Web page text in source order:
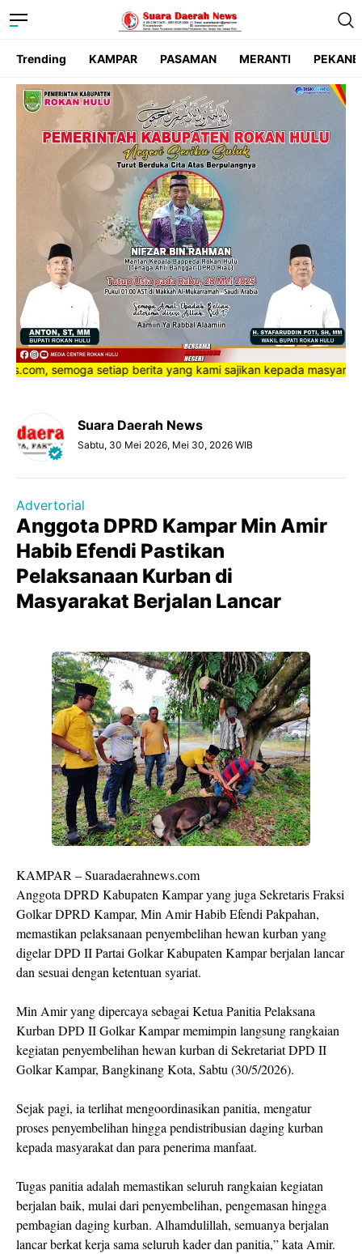
Trending KAMPAR PASAMAN MERANTI
semoga setiap berita yang kami sajikan kepada masyarakat
Suara Daerah News
Sabtu, 30 Mei 2026, Mei 30, 2026 WIB
Advertorial
Anggota DPRD Kampar Min Amir
Habib Efendi Pastikan
Pelaksanaan Kurban di
Masyarakat Berjalan Lancar
KAMPAR – Suaradaerahnews.com
Anggota DPRD Kabupaten Kampar yang juga Sekretaris Fraksi
Golkar DPRD Kampar, Min Amir Habib Efendi Pakpahan,
memastikan pelaksanaan penyembelihan hewan kurban yang
digelar DPD II Partai Golkar Kabupaten Kampar berjalan lancar
dan sesuai dengan ketentuan syariat.
Min Amir yang dipercaya sebagai Ketua Panitia Pelaksana
Kurban DPD II Golkar Kampar memimpin langsung rangkaian
kegiatan penyembelihan hewan kurban di Sekretariat DPD II
Golkar Kampar, Bangkinang Kota, Sabtu (30/5/2026).
Sejak pagi, ia terlihat mengoordinasikan panitia, mengatur
proses penyembelihan hingga pendistribusian daging kurban
kepada masyarakat dan para penerima manfaat.
Tugas panitia adalah memastikan seluruh rangkaian kegiatan
berjalan baik, mulai dari penyembelihan, pengemasan hingga
pembagian daging kurban. Alhamdulillah, semuanya berjalan
lancar berkat kerja sama seluruh kader dan panitia,” kata Amir.